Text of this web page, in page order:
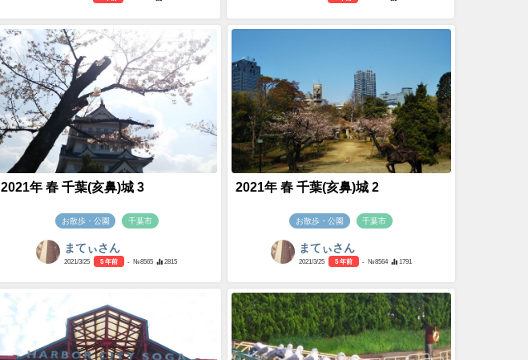
2021年 春 千葉(亥鼻)城 3
お散歩・公園 千葉市
まてぃさん
2021/3/25 5 年前 - №8565 2815
2021年 春 千葉(亥鼻)城 2
お散歩・公園 千葉市
まてぃさん
2021/3/25 5 年前 - №8564 1791